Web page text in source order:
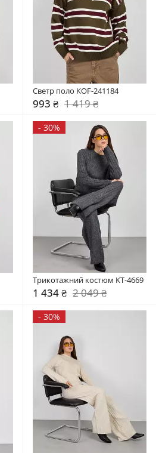
Светр поло KOF-241184
993 ₴ 1 419 ₴
- 30%
Трикотажний костюм KT-4669
1 434 ₴ 2 049 ₴
- 30%